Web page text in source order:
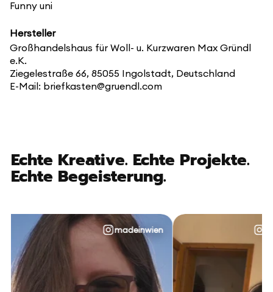
Funny uni
Hersteller
Großhandelshaus für Woll- u. Kurzwaren Max Gründl
e.K.
Ziegelestraße 66, 85055 Ingolstadt, Deutschland
E-Mail: briefkasten@gruendl.com
Echte Kreative. Echte Projekte.
Echte Begeisterung.
madeinwien